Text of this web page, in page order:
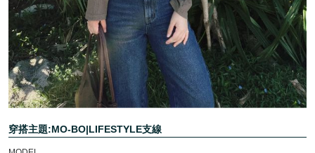
穿搭主題:MO-BO|LIFESTYLE支線